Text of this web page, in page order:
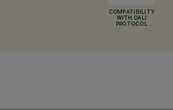
COMPATIBILITY
WITH DALI
PROTOCOL